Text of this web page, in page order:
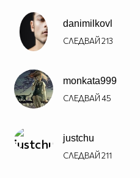
danimilkovl
СЛЕДВАЙ213
monkata999
СЛЕДВАЙ45
justchu
СЛЕДВАЙ211